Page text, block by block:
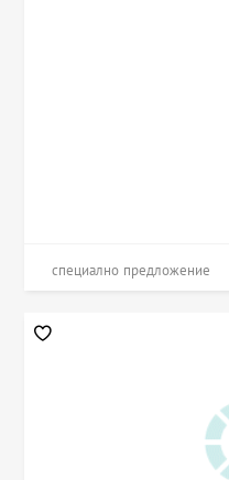
специално предложение